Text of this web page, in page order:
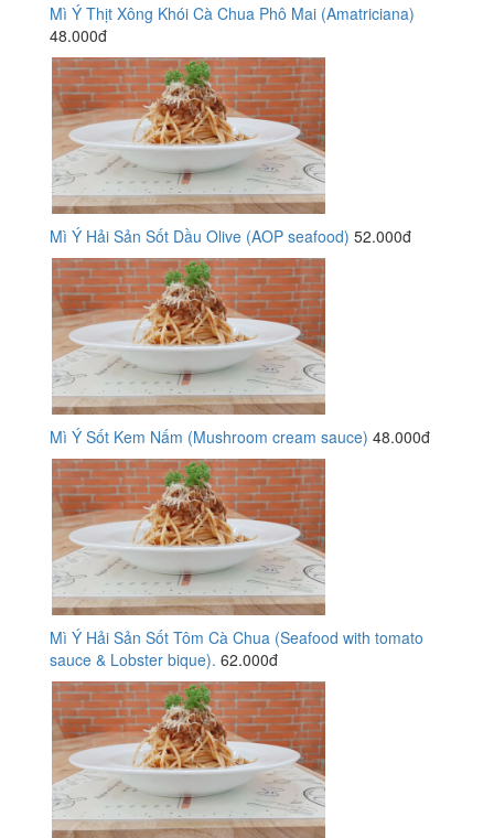
Mì Ý Thịt Xông Khói Cà Chua Phô Mai (Amatriciana)
48.000đ
Mì Ý Hải Sản Sốt Dầu Olive (AOP seafood) 52.000đ
Mì Ý Sốt Kem Nấm (Mushroom cream sauce) 48.000đ
Mì Ý Hải Sản Sốt Tôm Cà Chua (Seafood with tomato
sauce & Lobster bique). 62.000đ